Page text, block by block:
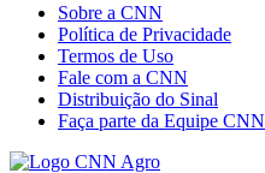
Sobre a CNN
Política de Privacidade
Termos de Uso
Fale com a CNN
Distribuição do Sinal
Faça parte da Equipe CNN